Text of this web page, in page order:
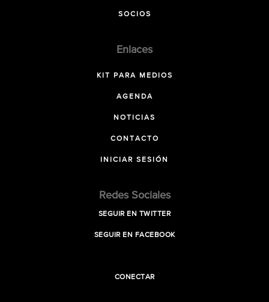
SOCIOS
Enlaces
KIT PARA MEDIOS
AGENDA
NOTICIAS
CONTACTO
INICIAR SESIÓN
Redes Sociales
SEGUIR EN TWITTER
SEGUIR EN FACEBOOK
CONECTAR